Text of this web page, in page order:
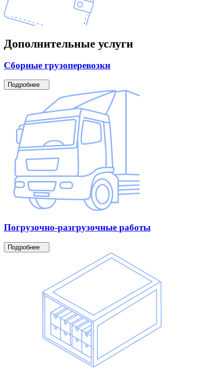
Дополнительные услуги
Сборные грузоперевозки
Подробнее
Погрузочно-разгрузочные работы
Подробнее